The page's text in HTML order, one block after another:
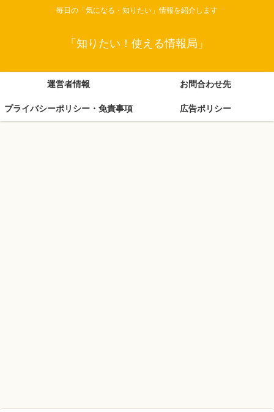
毎日の「気になる・知りたい」情報を紹介します
「知りたい！使える情報局」
運営者情報 お問合わせ先
プライバシーポリシー・免責事項 広告ポリシー